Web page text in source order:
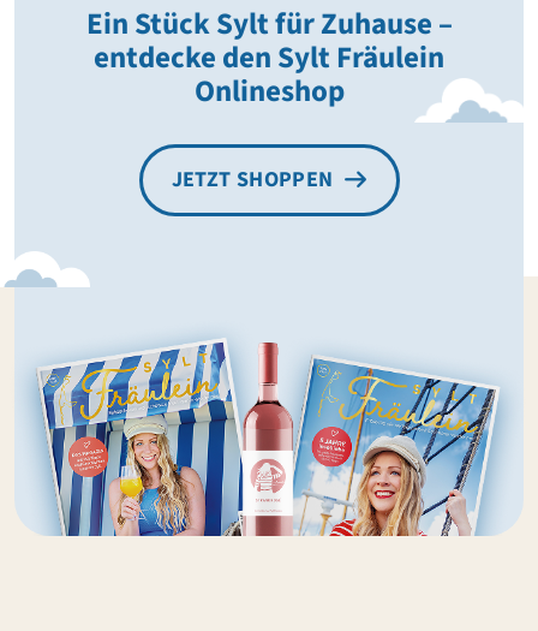
Ein Stück Sylt für Zuhause –
entdecke den Sylt Fräulein
Onlineshop
JETZT SHOPPEN